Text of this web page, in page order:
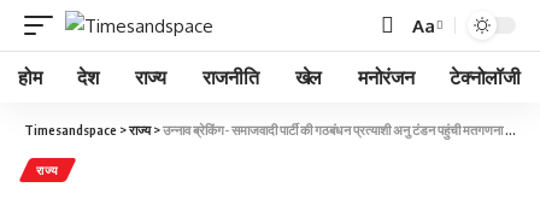
Aa
होम देश राज्य राजनीति खेल मनोरंजन टेक्नोलॉजी
Timesandspace >राज्य>उन्नाव ब्रेकिंग- समाजवादी पार्टी की गठबंधन प्रत्याशी अनु टंडन पहुंची मतगणना स्थल,
राज्य